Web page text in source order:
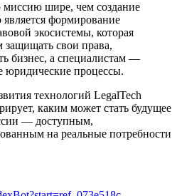
миссию шире, чем создание
формирование
экосистемы, которая
защищать свои права,
бизнес, а специалистам —
юридические процессы.
технологий LegalTech
каким может стать будущее
— доступным,
на реальные потребности